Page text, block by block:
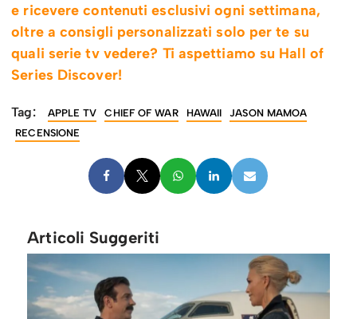
e ricevere contenuti esclusivi ogni settimana,
oltre a consigli personalizzati solo per te su
quali serie tv vedere? Ti aspettiamo su Hall of
Series Discover!
Tag: APPLE TV CHIEF OF WAR HAWAII
JASON MAMOA
RECENSIONE
Articoli Suggeriti